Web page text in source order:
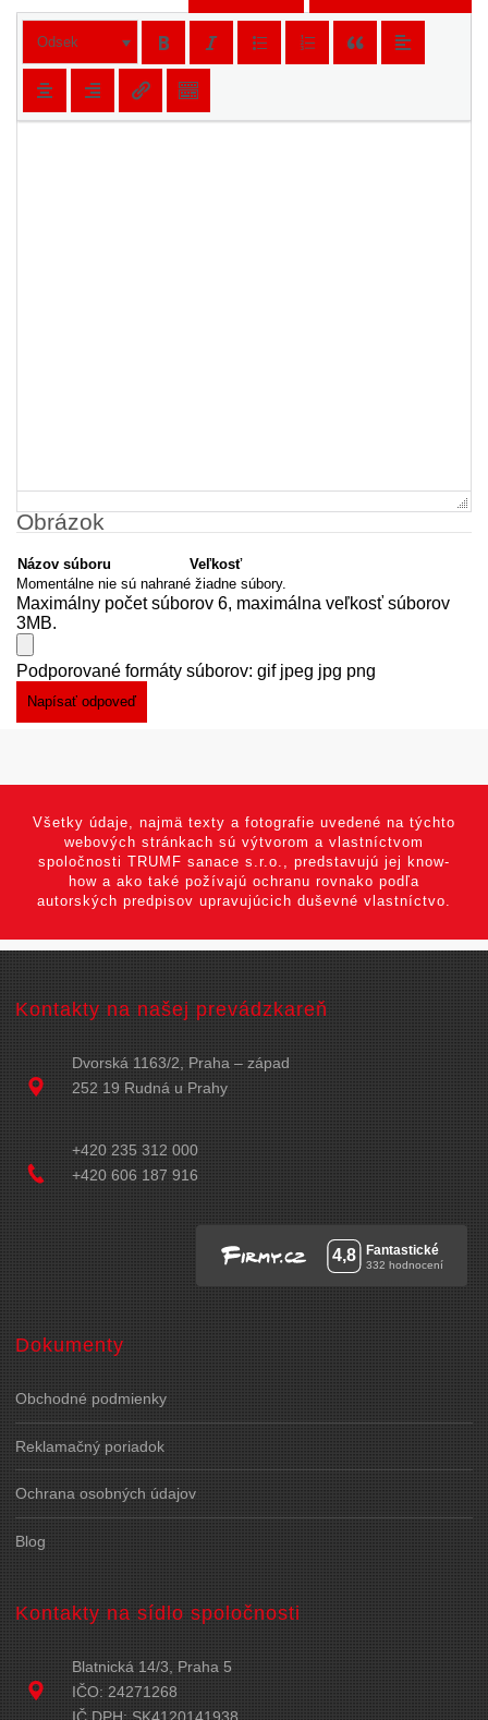
Odsek
Obrázok
Názov súboru
Veľkosť
Momentálne nie sú nahrané žiadne súbory.
Maximálny počet súborov 6, maximálna veľkosť súborov
3MB.
Podporované formáty súborov: gif jpeg jpg png
Všetky údaje, najmä texty a fotografie uvedené na týchto
webových stránkach sú výtvorom a vlastníctvom
spoločnosti TRUMF sanace s.r.o., predstavujú jej know-
how a ako také požívajú ochranu rovnako podľa
autorských predpisov upravujúcich duševné vlastníctvo.
Kontakty na našej prevádzkareň
Dvorská 1163/2, Praha – západ
252 19 Rudná u Prahy
+420 235 312 000
+420 606 187 916
Dokumenty
Obchodné podmienky
Reklamačný poriadok
Ochrana osobných údajov
Blog
Kontakty na sídlo spoločnosti
Blatnická 14/3, Praha 5
IČO: 24271268
IČ DPH: SK4120141938